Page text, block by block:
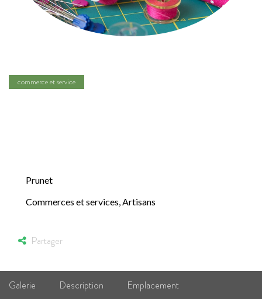
commerce et service
Prunet
Commerces et services,Artisans
Partager
Galerie Description Emplacement